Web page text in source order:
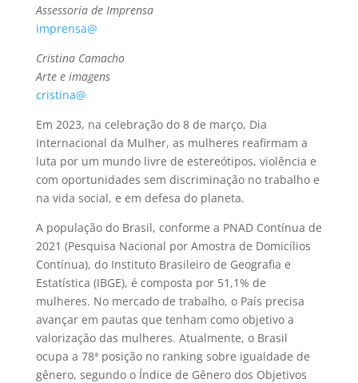
Assessoria de Imprensa
imprensa@
Cristina Camacho
Arte e imagens
cristina@
Em 2023, na celebração do 8 de março, Dia
Internacional da Mulher, as mulheres reafirmam a
luta por um mundo livre de estereótipos, violência e
com oportunidades sem discriminação no trabalho e
na vida social, e em defesa do planeta.
A população do Brasil, conforme a PNAD Contínua de
2021 (Pesquisa Nacional por Amostra de Domicílios
Contínua), do Instituto Brasileiro de Geografia e
Estatística (IBGE), é composta por 51,1% de
mulheres. No mercado de trabalho, o País precisa
avançar em pautas que tenham como objetivo a
valorização das mulheres. Atualmente, o Brasil
ocupa a 78ª posição no ranking sobre igualdade de
gênero, segundo o Índice de Gênero dos Objetivos